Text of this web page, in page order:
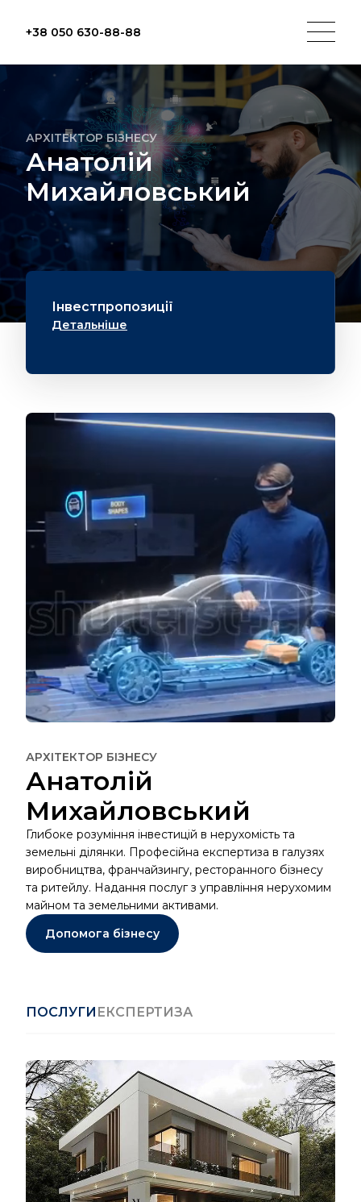
+38 050 630-88-88
АРХІТЕКТОР БІЗНЕСУ
Анатолій
Михайловський
Інвестпропозиції
Детальніше
АРХІТЕКТОР БІЗНЕСУ
Анатолій
Михайловський
Глибоке розуміння інвестицій в нерухомість та
земельні ділянки. Професійна експертиза в галузях
виробництва, франчайзингу, ресторанного бізнесу
та ритейлу. Надання послуг з управління нерухомим
майном та земельними активами.
Допомога бізнесу
ПОСЛУГИ ЕКСПЕРТИЗА